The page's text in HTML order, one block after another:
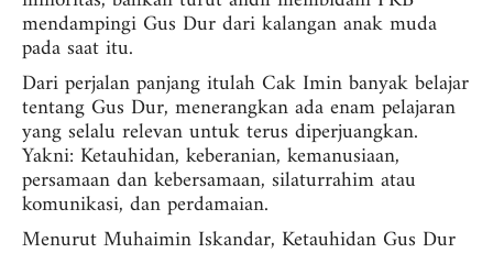
mendampingi Gus Dur dari kalangan anak muda
pada saat itu.
Dari perjalan panjang itulah Cak Imin banyak belajar
tentang Gus Dur, menerangkan ada enam pelajaran
yang selalu relevan untuk terus diperjuangkan.
Yakni: Ketauhidan, keberanian, kemanusiaan,
persamaan dan kebersamaan, silaturrahim atau
komunikasi, dan perdamaian.
Menurut Muhaimin Iskandar, Ketauhidan Gus Dur